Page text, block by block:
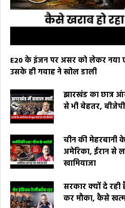
E20 के इंजन पर असर को लेकर नया
उसके ही गवाह ने खोल डाली
झारखंड का छात्र
से भी बेहतर,
चीन की मेहरबानी
अमेरिका, ईरान से
खामियाजा
सरकार क्यों दे रही
कर मौका, कैसे